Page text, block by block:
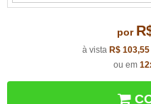
por
à vista R$ 103,55
ou em